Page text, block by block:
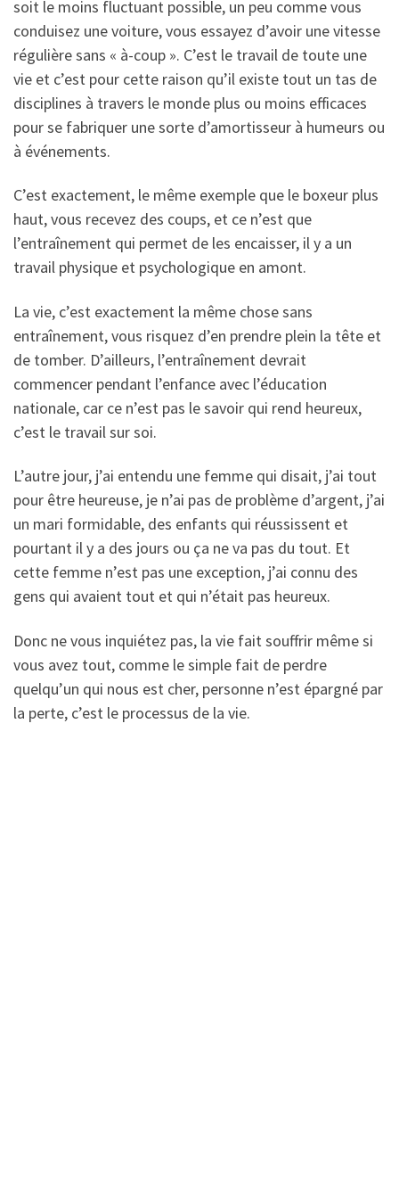
soit le moins fluctuant possible, un peu comme vous
conduisez une voiture, vous essayez d’avoir une vitesse
régulière sans « à-coup ». C’est le travail de toute une
vie et c’est pour cette raison qu’il existe tout un tas de
disciplines à travers le monde plus ou moins efficaces
pour se fabriquer une sorte d’amortisseur à humeurs ou
à événements.
C’est exactement, le même exemple que le boxeur plus
haut, vous recevez des coups, et ce n’est que
l’entraînement qui permet de les encaisser, il y a un
travail physique et psychologique en amont.
La vie, c’est exactement la même chose sans
entraînement, vous risquez d’en prendre plein la tête et
de tomber. D’ailleurs, l’entraînement devrait
commencer pendant l’enfance avec l’éducation
nationale, car ce n’est pas le savoir qui rend heureux,
c’est le travail sur soi.
L’autre jour, j’ai entendu une femme qui disait, j’ai tout
pour être heureuse, je n’ai pas de problème d’argent, j’ai
un mari formidable, des enfants qui réussissent et
pourtant il y a des jours ou ça ne va pas du tout. Et
cette femme n’est pas une exception, j’ai connu des
gens qui avaient tout et qui n’était pas heureux.
Donc ne vous inquiétez pas, la vie fait souffrir même si
vous avez tout, comme le simple fait de perdre
quelqu’un qui nous est cher, personne n’est épargné par
la perte, c’est le processus de la vie.